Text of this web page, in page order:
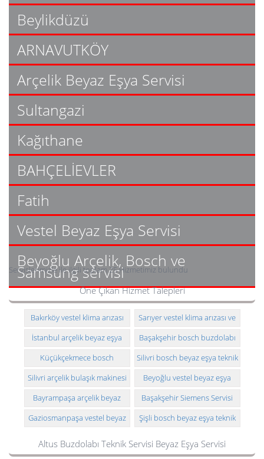
Beylikdüzü
ARNAVUTKÖY
Arçelik Beyaz Eşya Servisi
Sultangazi
Kağıthane
BAHÇELİEVLER
Fatih
Vestel Beyaz Eşya Servisi
Beyoğlu Arçelik, Bosch ve
Samsung servisi
Servislerimizle ile ilgili toplam 25 Hizmetimiz bulundu
Öne Çıkan Hizmet Talepleri
Bakırköy vestel klima arızası
ve montajı
Sarıyer vestel klima arızası ve
montajı
İstanbul arçelik beyaz eşya
arızası ve montajı
Başakşehir bosch buzdolabı
teknik servisi
Küçükçekmece bosch
buzdolabı teknik servisi
Silivri bosch beyaz eşya teknik
servisi
Silivri arçelik bulaşık makinesi
teknik servisi
Beyoğlu vestel beyaz eşya
teknik servisi
Bayrampaşa arçelik beyaz
eşya teknik servisi
Başakşehir Siemens Servisi
Gaziosmanpaşa vestel beyaz
eşya teknik servisi
Şişli bosch beyaz eşya teknik
servisi
Altus Buzdolabı Teknik Servisi Beyaz Eşya Servisi